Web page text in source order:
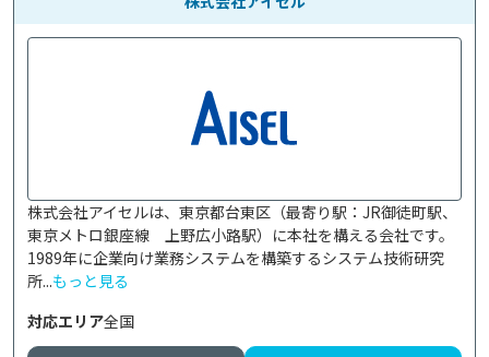
株式会社アイセルは、東京都台東区（最寄り駅：JR御徒町駅、
東京メトロ銀座線　上野広小路駅）に本社を構える会社です。
1989年に企業向け業務システムを構築するシステム技術研究
所...もっと見る
対応エリア全国